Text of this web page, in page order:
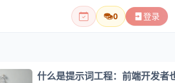
0 登录
什么是提示词工程：前端开发者